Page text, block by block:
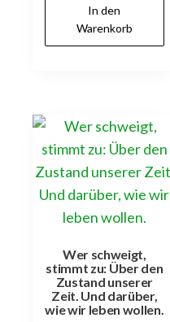
In den
Warenkorb
Wer schweigt,
stimmt zu: Über den
Zustand unserer
Zeit. Und darüber,
wie wir leben wollen.